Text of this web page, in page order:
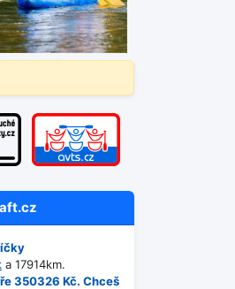
a 17914km.
350326 Kč. Chceš